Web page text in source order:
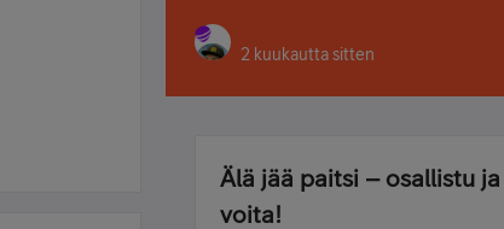
2 kuukautta sitten
Älä jää paitsi – osallistu ja
voita!